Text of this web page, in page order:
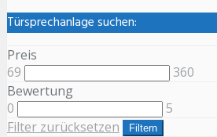
Türsprechanlage suchen:
Preis
69
360
Bewertung
0
5
Filter zurücksetzen
Filtern